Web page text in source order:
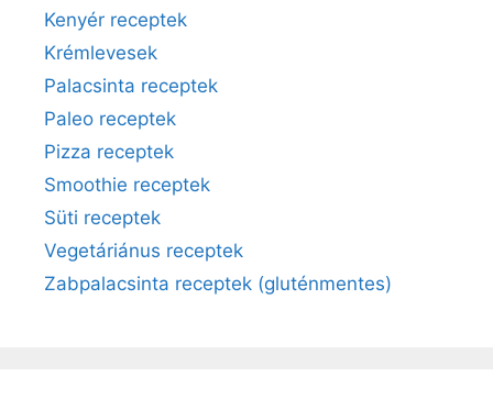
Kenyér receptek
Krémlevesek
Palacsinta receptek
Paleo receptek
Pizza receptek
Smoothie receptek
Süti receptek
Vegetáriánus receptek
Zabpalacsinta receptek (gluténmentes)